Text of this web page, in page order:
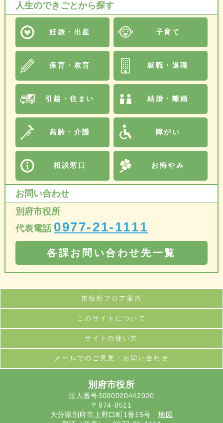
人生のできごとから探す
妊娠・出産 子育て
保育・教育 就職・退職
引越・住まい 結婚・離婚
高齢・介護 障がい
相談窓口 お悔やみ
お問い合わせ
別府市役所
代表電話 0977-21-1111
各課お問い合わせ先一覧
市役所フロア案内
このサイトについて
サイトの使い方
メールでのご意見・お問い合わせ
別府市役所
法人番号3000020442020
〒874-8511
大分県別府市上野口町1番15号 地図